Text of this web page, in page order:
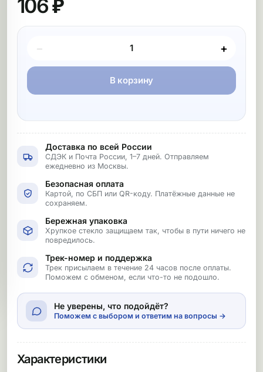
106 ₽
Покупка товара
− +
В корзину
Доставка по всей России
СДЭК и Почта России, 1–7 дней. Отправляем
ежедневно из Москвы.
Безопасная оплата
Картой, по СБП или QR-коду. Платёжные данные не
сохраняем.
Бережная упаковка
Хрупкое стекло защищаем так, чтобы в пути ничего не
повредилось.
Трек-номер и поддержка
Трек присылаем в течение 24 часов после оплаты.
Поможем с обменом, если что-то не подошло.
Не уверены, что подойдёт?
Поможем с выбором и ответим на вопросы →
Характеристики